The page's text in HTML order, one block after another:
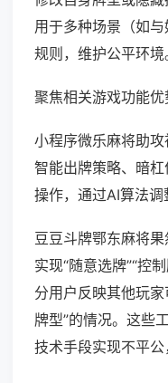
用于多种场景（如
规则，维护公平环境
聚焦相关游戏功能优
小程序微乐麻将助攻
智能出牌策略、暗
操作，通过AI算法调
豆豆斗牌鄂东麻将
实现“随意选牌”“控
分用户反映其他玩家
牌型”的情况。这些
技术手段实现不平公